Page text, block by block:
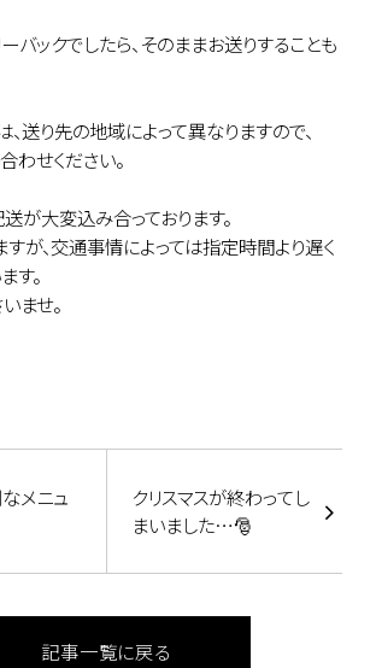
バックでしたら、そのままお送りすることも
送り先の地域によって異なりますので、
わせください。
が大変込み合っております。
が、交通事情によっては指定時間より遅く
す。
ませ。
メニュ
クリスマスが終わってし
まいました…🎅
記事一覧に戻る